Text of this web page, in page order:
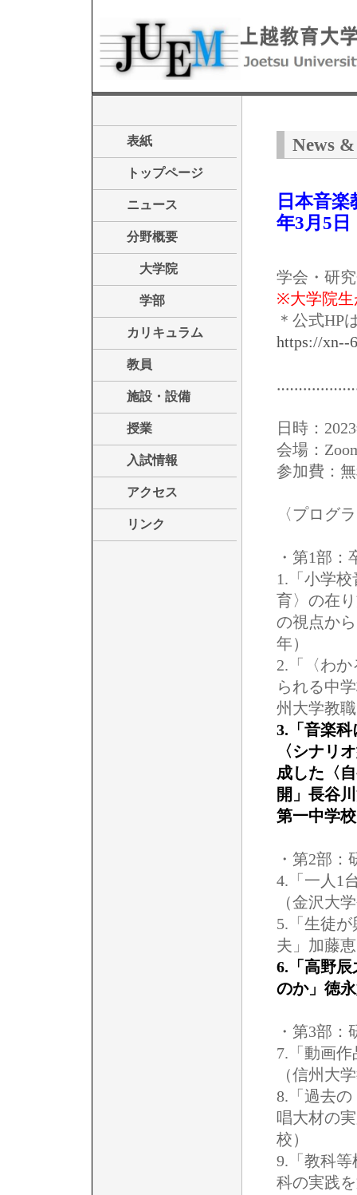
表紙
トップページ
ニュース
分野概要
大学院
学部
カリキュラム
教員
施設・設備
授業
入試情報
アクセス
リンク
News
日本音
年3月5
学会・研
※大学院生
＊公式HP
https://xn--
日時：
会場：
参加費：
〈プログ
・第1部
1.「小学
育〉の在
の視点か
年）
2.「〈わ
られる中
州大学教
3.「音楽
〈シナリ
成した〈
開」長谷
第一中学
・第2部：
4.「一人1
（金沢大
5.「生徒
夫」加藤
6.「高野
のか」徳
・第3部：
7.「動画
（信州大
8.「過去
唱大材の
校）
9.「教科
科の実践